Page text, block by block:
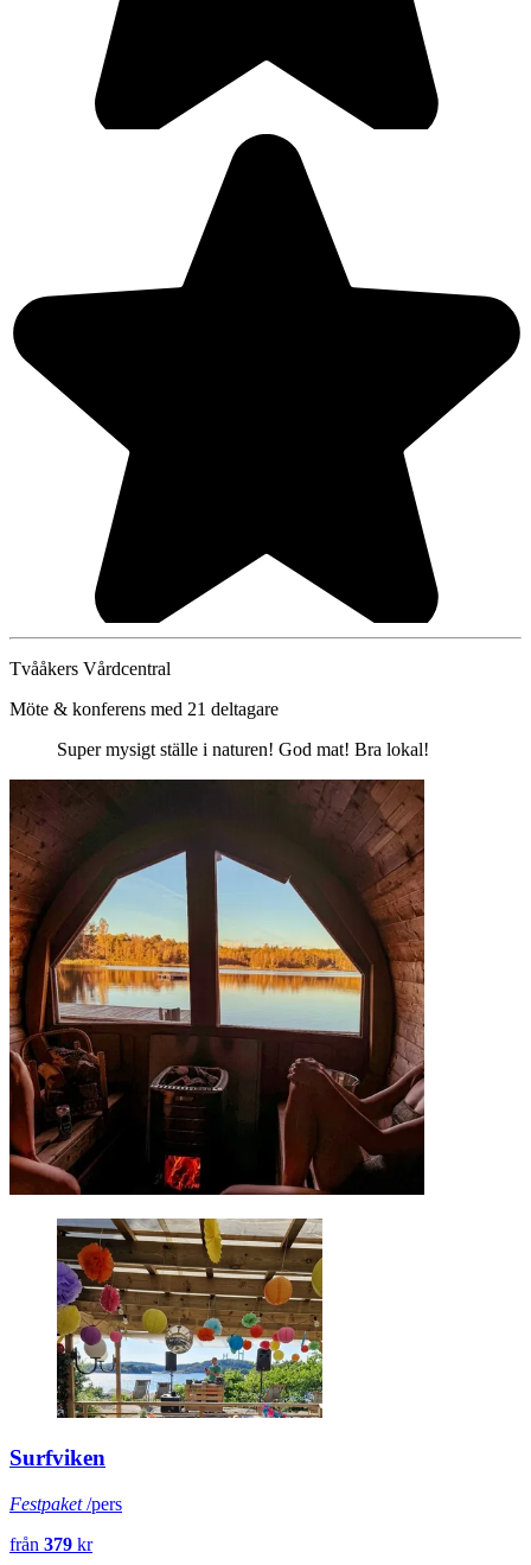
Tvååkers Vårdcentral
Möte & konferens med 21 deltagare
Super mysigt ställe i naturen! God mat! Bra lokal!
Surfviken
Festpaket/pers
från 379 kr